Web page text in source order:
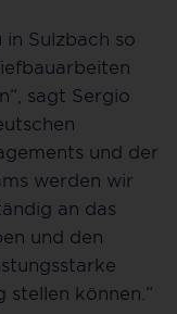
in Sulzbach so
sagt Sergio
und der
werden wir
an das
und den
können.“